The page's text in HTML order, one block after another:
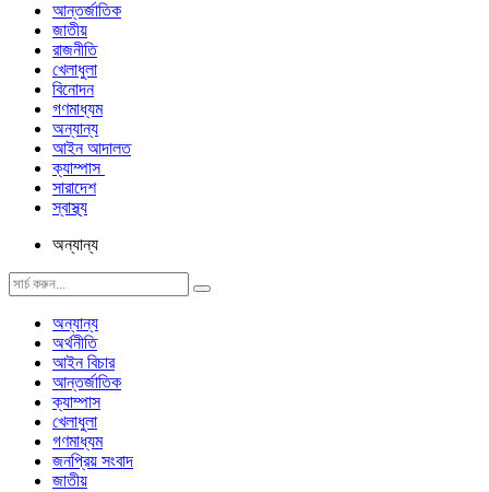
আন্তর্জাতিক
জাতীয়
রাজনীতি
খেলাধুলা
বিনোদন
গণমাধ্যম
অন্যান্য
আইন আদালত
ক্যাম্পাস
সারাদেশ
স্বাস্থ্য
অন্যান্য
অন্যান্য
অর্থনীতি
আইন বিচার
আন্তর্জাতিক
ক্যাম্পাস
খেলাধুলা
গণমাধ্যম
জনপ্রিয় সংবাদ
জাতীয়